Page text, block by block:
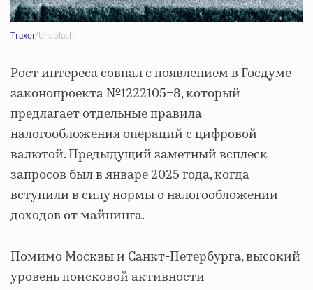
Traxer/Unsplash
Рост интереса совпал с появлением в Госдуме
законопроекта №1222105−8, который
предлагает отдельные правила
налогообложения операций с цифровой
валютой. Предыдущий заметный всплеск
запросов был в январе 2025 года, когда
вступили в силу нормы о налогообложении
доходов от майнинга.
Помимо Москвы и Санкт-Петербурга, высокий
уровень поисковой активности